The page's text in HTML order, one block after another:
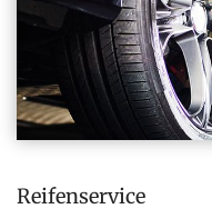
Reifenservice